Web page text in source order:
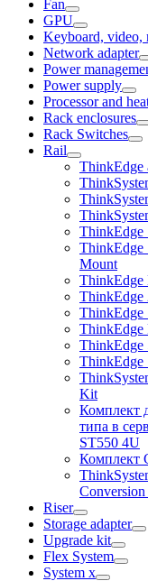
Fan
GPU
Keyboard,
Network adapter
Power
Power supply
Processor and
Rack enclosures
Rack Switches
Rail
ThinkEdge
ThinkEdge
ThinkEdge
Mount
ThinkEdge
ThinkEdge
ThinkEdge
ThinkEdge
Kit
Комплект
типа в
ST550 4U
Комплект
Riser
Storage adapter
Upgrade kit
Flex System
System x